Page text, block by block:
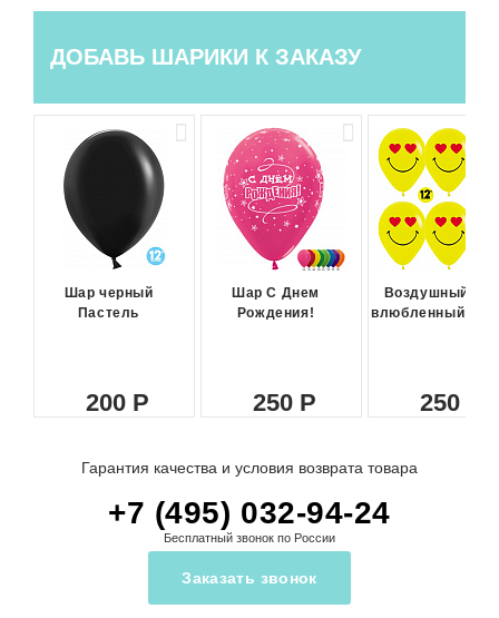
ДОБАВЬ ШАРИКИ К ЗАКАЗУ
Шар черный
Пастель
200
Шар С Днем
Рождения!
250
Воздушный
влюбленный
250
Гарантия качества и условия возврата товара
+7 (495) 032-94-24
Бесплатный звонок по России
Заказать звонок